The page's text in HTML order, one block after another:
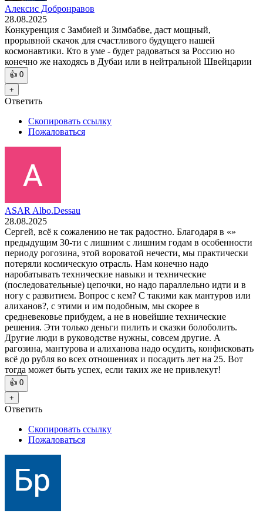
Алексис Добронравов
28.08.2025
Конкуренция с Замбией и Зимбабве, даст мощный,
прорывной скачок для счастливого будущего нашей
космонавтики. Кто в уме - будет радоваться за Россию но
конечно же находясь в Дубаи или в нейтральной Швейцарии
👍 0
+
Ответить
Скопировать ссылку
Пожаловаться
ASAR Albo.Dessau
28.08.2025
Сергей, всё к сожалению не так радостно. Благодаря в «»
предыдущим 30-ти с лишним с лишним годам в особенности
периоду рогозина, этой вороватой нечести, мы практически
потеряли космическую отрасль. Нам конечно надо
наробатывать технические навыки и технические
(последовательные) цепочки, но надо параллельно идти и в
ногу с развитием. Вопрос с кем? С такими как мантуров или
алиханов?, с этими и им подобным, мы скорее в
средневековье прибудем, а не в новейшие технические
решения. Эти только деньги пилить и сказки болоболить.
Другие люди в руководстве нужны, совсем другие. А
рагозина, мантурова и алиханова надо осудить, конфисковать
всё до рубля во всех отношениях и посадить лет на 25. Вот
тогда может быть успех, если таких же не привлекут!
👍 0
+
Ответить
Скопировать ссылку
Пожаловаться